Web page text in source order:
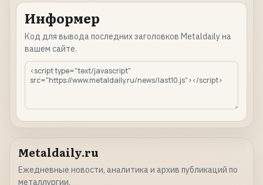
Информер
Код для вывода последних заголовков Metaldaily на
вашем сайте.
Metaldaily.ru
Ежедневные новости, аналитика и архив публикаций по
металлургии.